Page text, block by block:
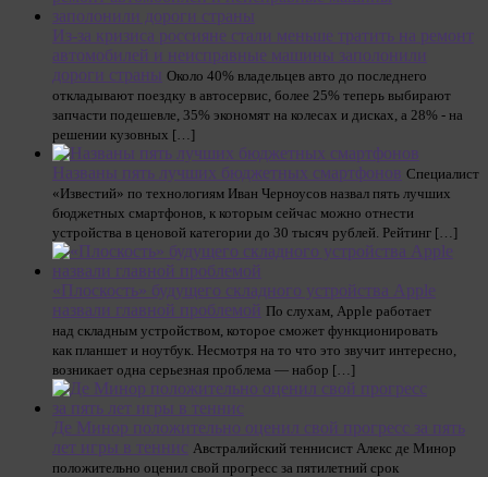
Из-за кризиса россияне стали меньше тратить на ремонт
автомобилей и неисправные машины заполонили
дороги страны Около 40% владельцев авто до последнего
откладывают поездку в автосервис, более 25% теперь выбирают
запчасти подешевле, 35% экономят на колесах и дисках, а 28% - на
решении кузовных […]
Названы пять лучших бюджетных смартфонов Специалист
«Известий» по технологиям Иван Черноусов назвал пять лучших
бюджетных смартфонов, к которым сейчас можно отнести
устройства в ценовой категории до 30 тысяч рублей. Рейтинг […]
«Плоскость» будущего складного устройства Apple
назвали главной проблемой По слухам, Apple работает
над складным устройством, которое сможет функционировать
как планшет и ноутбук. Несмотря на то что это звучит интересно,
возникает одна серьезная проблема — набор […]
Де Минор положительно оценил свой прогресс за пять
лет игры в теннис Австралийский теннисист Алекс де Минор
положительно оценил свой прогресс за пятилетний срок